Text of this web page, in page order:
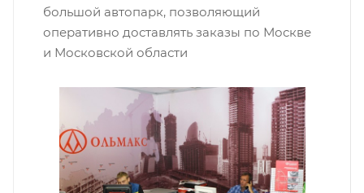
большой автопарк, позволяющий
оперативно доставлять заказы по Москве
и Московской области